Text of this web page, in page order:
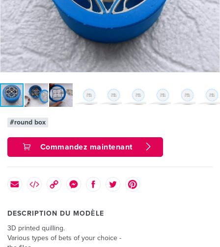
#round box
Commandez maintenant
DESCRIPTION DU MODÈLE
3D printed quilling.
Various types of bets of your choice -